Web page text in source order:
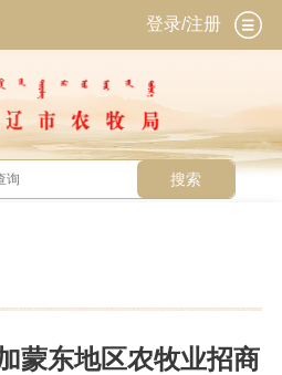
登录/注册
搜索
蒙东地区农牧业招商